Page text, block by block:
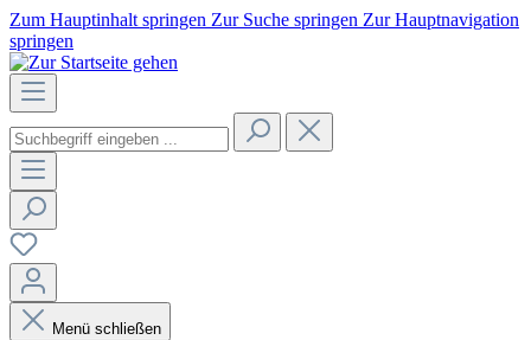
Zum Hauptinhalt springen Zur Suche springen Zur Hauptnavigation
springen
Menü schließen